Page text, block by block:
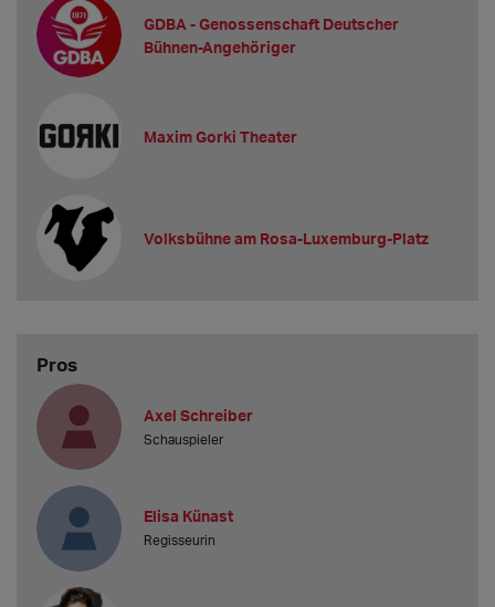
GDBA - Genossenschaft Deutscher
Bühnen-Angehöriger
Maxim Gorki Theater
Volksbühne am Rosa-Luxemburg-Platz
Pros
Axel Schreiber
Schauspieler
Elisa Künast
Regisseurin